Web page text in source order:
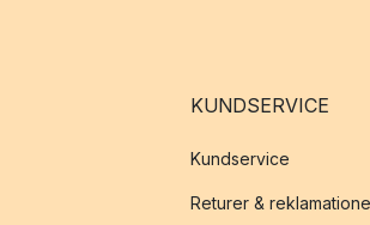
KUNDSERVICE
Kundservice
Returer &